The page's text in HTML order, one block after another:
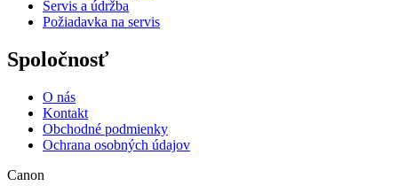
Servis a údržba
Požiadavka na servis
Spoločnosť
O nás
Kontakt
Obchodné podmienky
Ochrana osobných údajov
Canon